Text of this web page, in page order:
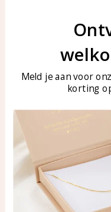
Veelgestelde vragen
Sieraden onderhouden
Producten
Alle producten
Meld je aan voor
korting